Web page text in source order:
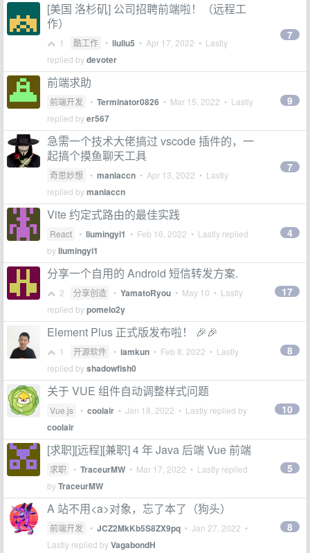
[美国 洛杉矶] 公司招聘前端啦！（远程工
作）
1 酷工作 • liuliu5 • Apr 17, 2022 • Lastly
replied bydevoter
7
前端求助
前端开发 • Terminator0826 • Mar 15, 2022 • Lastly
replied byer567
9
急需一个技术大佬搞过 vscode 插件的，一
起搞个摸鱼聊天工具
奇思妙想 • maniaccn • Apr 13, 2022 • Lastly
replied bymaniaccn
7
Vite 约定式路由的最佳实践
React • liumingyi1 • Feb 16, 2022 • Lastly replied
byliumingyi1
4
分享一个自用的 Android 短信转发方案.
2 分享创造 • YamatoRyou • May 10 • Lastly
replied bypomelo2y
17
Element Plus 正式版发布啦！ 🎉🎉
1 开源软件 • iamkun • Feb 8, 2022 • Lastly
replied byshadowfish0
8
关于 VUE 组件自动调整样式问题
Vue.js • coolair • Jan 18, 2022 • Lastly replied by
coolair
10
[求职][远程][兼职] 4 年 Java 后端 Vue 前端
求职 • TraceurMW • Mar 17, 2022 • Lastly replied
byTraceurMW
5
A 站不用<a>对象，忘了本了（狗头）
前端开发 • JCZ2MkKb5S8ZX9pq • Jan 27, 2022 •
Lastly replied byVagabondH
8